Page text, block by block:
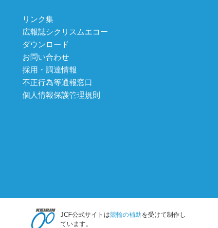
リンク集
広報誌シクリスムエコー
ダウンロード
お問い合わせ
採用・調達情報
不正行為等通報窓口
個人情報保護管理規則
JCF公式サイトは競輪の補助を受けて制作し
ています。